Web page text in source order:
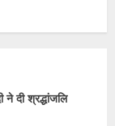
ने दी श्रद्धांजलि